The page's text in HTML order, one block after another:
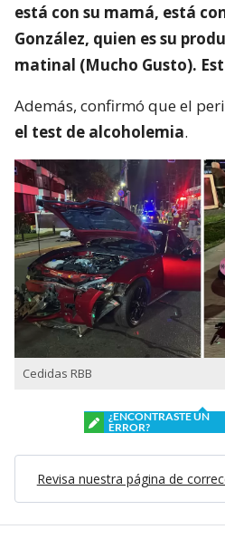
está con su mamá, está
González, quien es su
matinal (Mucho Gusto).
Además, confirmó que el
el test de alcoholemia.
Cedidas RBB
¿ENCONTRASTE UN
ERROR?
Revisa nuestra página de